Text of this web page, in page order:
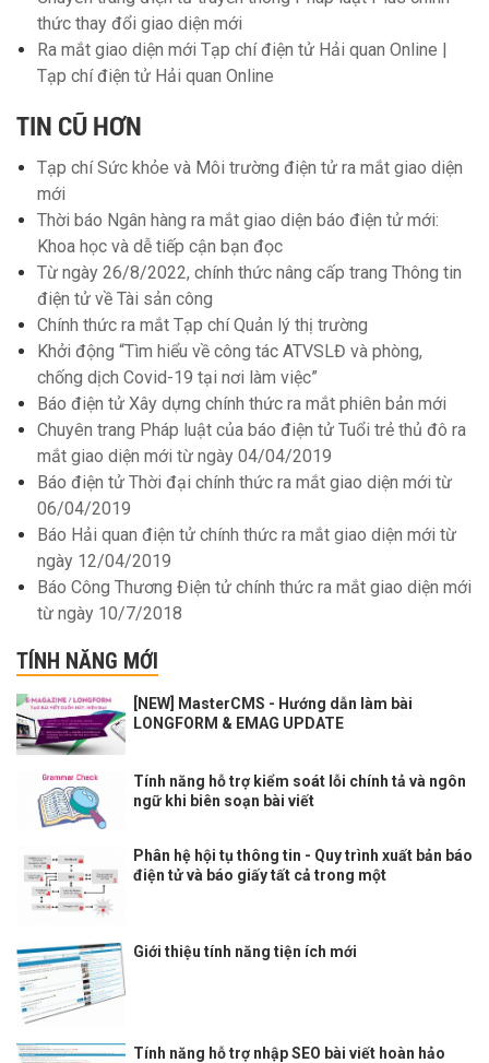
thức thay đổi giao diện mới
Ra mắt giao diện mới Tạp chí điện tử Hải quan Online |
Tạp chí điện tử Hải quan Online
TIN CŨ HƠN
Tạp chí Sức khỏe và Môi trường điện tử ra mắt giao diện
mới
Thời báo Ngân hàng ra mắt giao diện báo điện tử mới:
Khoa học và dễ tiếp cận bạn đọc
Từ ngày 26/8/2022, chính thức nâng cấp trang Thông tin
điện tử về Tài sản công
Chính thức ra mắt Tạp chí Quản lý thị trường
Khởi động “Tìm hiểu về công tác ATVSLĐ và phòng,
chống dịch Covid-19 tại nơi làm việc”
Báo điện tử Xây dựng chính thức ra mắt phiên bản mới
Chuyên trang Pháp luật của báo điện tử Tuổi trẻ thủ đô ra
mắt giao diện mới từ ngày 04/04/2019
Báo điện tử Thời đại chính thức ra mắt giao diện mới từ
06/04/2019
Báo Hải quan điện tử chính thức ra mắt giao diện mới từ
ngày 12/04/2019
Báo Công Thương Điện tử chính thức ra mắt giao diện mới
từ ngày 10/7/2018
TÍNH NĂNG MỚI
[NEW] MasterCMS - Hướng dẫn làm bài
LONGFORM & EMAG UPDATE
Tính năng hỗ trợ kiểm soát lỗi chính tả và ngôn
ngữ khi biên soạn bài viết
Phân hệ hội tụ thông tin - Quy trình xuất bản báo
điện tử và báo giấy tất cả trong một
Giới thiệu tính năng tiện ích mới
Tính năng hỗ trợ nhập SEO bài viết hoàn hảo